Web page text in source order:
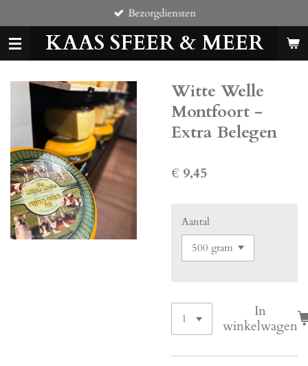
direct
naar
de
KAAS SFEER & MEER
Bezorgdiensten
Witte Welle
Montfoort -
Extra Belegen
€ 9,45
Aantal
In
winkelwagen